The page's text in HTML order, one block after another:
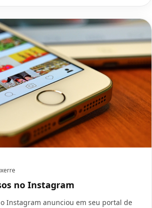
no Instagram
Instagram anunciou em seu portal de